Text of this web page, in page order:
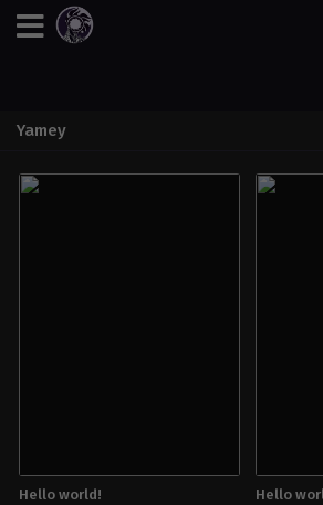
Yamey
Hello world! Hello